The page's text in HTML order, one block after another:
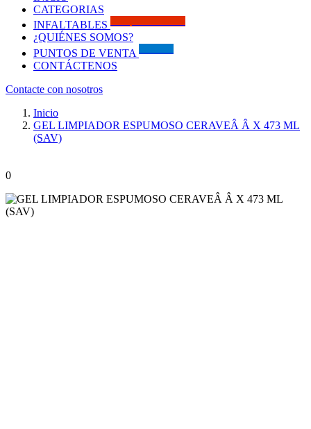
CATEGORIAS
INFALTABLES
¿QUIÉNES SOMOS?
PUNTOS DE VENTA
CONTÁCTENOS
Contacte con nosotros
Inicio
GEL LIMPIADOR ESPUMOSO CERAVEÂ Â X 473 ML
(SAV)
0